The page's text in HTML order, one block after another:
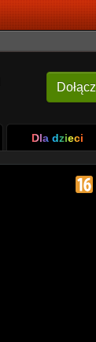
Dołącz
Dla dzieci